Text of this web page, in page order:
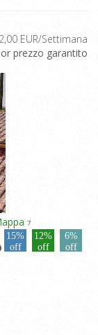
EUR/Settimana
prezzo garantito
7
15%
off
12%
off
6%
off